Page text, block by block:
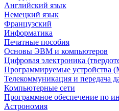
Английский язык
Немецкий язык
Французский
Информатика
Печатные пособия
Основы ЭВМ и компьютеров
Цифровая электроника
Программируемые
Телекоммуникация и передача
Компьютерные сети
Программное обеспечение по
Астрономия